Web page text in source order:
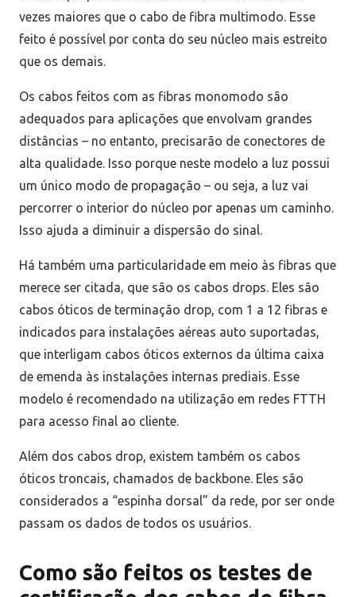
vezes maiores que o cabo de fibra multimodo. Esse
feito é possível por conta do seu núcleo mais estreito
que os demais.
Os cabos feitos com as fibras monomodo são
adequados para aplicações que envolvam grandes
distâncias – no entanto, precisarão de conectores de
alta qualidade. Isso porque neste modelo a luz possui
um único modo de propagação – ou seja, a luz vai
percorrer o interior do núcleo por apenas um caminho.
Isso ajuda a diminuir a dispersão do sinal.
Há também uma particularidade em meio às fibras que
merece ser citada, que são os cabos drops. Eles são
cabos óticos de terminação drop, com 1 a 12 fibras e
indicados para instalações aéreas auto suportadas,
que interligam cabos óticos externos da última caixa
de emenda às instalações internas prediais. Esse
modelo é recomendado na utilização em redes FTTH
para acesso final ao cliente.
Além dos cabos drop, existem também os cabos
óticos troncais, chamados de backbone. Eles são
considerados a “espinha dorsal” da rede, por ser onde
passam os dados de todos os usuários.
Como são feitos os testes de